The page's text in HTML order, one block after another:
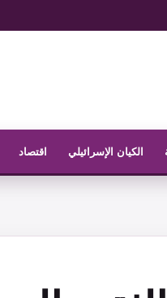
الكيان الإسرائيلي اقتصاد